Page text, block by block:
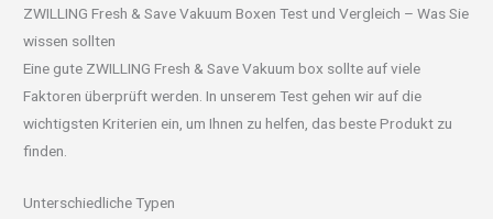
ZWILLING Fresh & Save Vakuum Boxen Test und Vergleich – Was Sie
wissen sollten
Eine gute ZWILLING Fresh & Save Vakuum box sollte auf viele
Faktoren überprüft werden. In unserem Test gehen wir auf die
wichtigsten Kriterien ein, um Ihnen zu helfen, das beste Produkt zu
finden.
Unterschiedliche Typen